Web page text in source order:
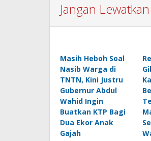
Jangan Lewatkan
Masih Heboh Soal
Nasib Warga di
TNTN, Kini Justru
Gubernur Abdul
Wahid Ingin
Buatkan KTP Bagi
Dua Ekor Anak
Gajah